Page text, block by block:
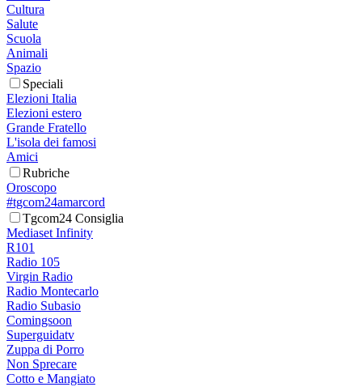
Cultura
Salute
Scuola
Animali
Spazio
Speciali
Elezioni Italia
Elezioni estero
Grande Fratello
L'isola dei famosi
Amici
Rubriche
Oroscopo
#tgcom24amarcord
Tgcom24 Consiglia
Mediaset Infinity
R101
Radio 105
Virgin Radio
Radio Montecarlo
Radio Subasio
Comingsoon
Superguidatv
Zuppa di Porro
Non Sprecare
Cotto e Mangiato